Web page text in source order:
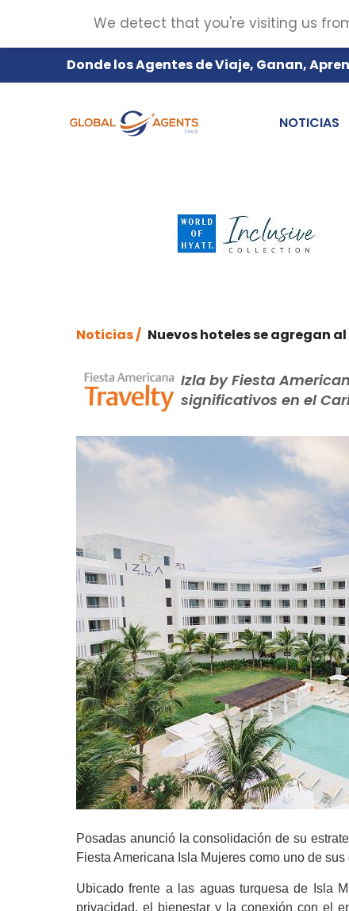
Donde los Agentes de Viaje, Ganan,
NOTICIAS
Noticias / Nuevos hoteles se agregan
Izla by Fiesta
significativos en el
Posadas anunció la consolidación de su
Fiesta Americana Isla Mujeres como uno de
Ubicado frente a las aguas turquesa de Isla
privacidad, el bienestar y la conexión con el
We detect that you're visiting us